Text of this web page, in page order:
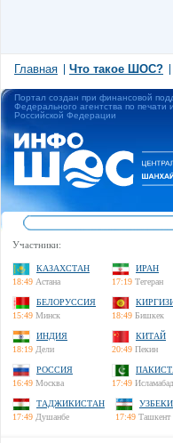
Главная Что такое ШОС?
Портал создан при финансовой
Федерального агентства по
Российской Федерации
Участники:
КАЗАХСТАН
18:49 Астана
ИРАН
17:19 Тегеран
БЕЛОРУССИЯ
15:49 Минск
18:49 Бишкек
ИНДИЯ
18:19 Дели
КИТАЙ
20:49 Пекин
РОССИЯ
16:49 Москва
17:49 Исламабад
ТАДЖИКИСТАН
17:49 Душанбе
17:49 Ташкент